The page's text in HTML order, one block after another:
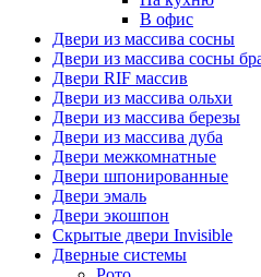
В офис
Двери из массива сосны
Двери из массива сосны
Двери RIF массив
Двери из массива ольхи
Двери из массива березы
Двери из массива дуба
Двери межкомнатные
Двери шпонированные
Двери эмаль
Двери экошпон
Скрытые двери Invisible
Дверные системы